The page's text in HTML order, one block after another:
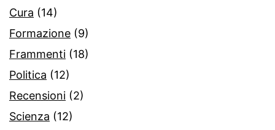
Cura (14)
Formazione (9)
Frammenti (18)
Politica (12)
Recensioni (2)
Scienza (12)